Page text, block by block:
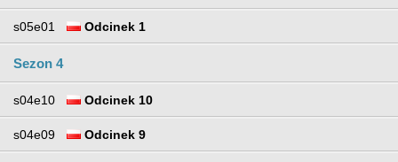
s05e01 Odcinek 1
Sezon 4
s04e10 Odcinek 10
s04e09 Odcinek 9